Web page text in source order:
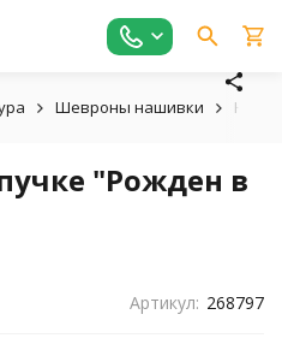
Шевроны нашивки
"Рожден в
Артикул: 268797